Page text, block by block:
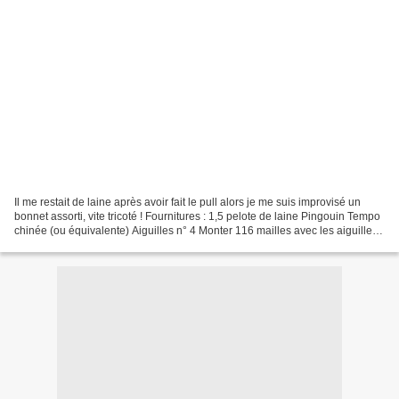
Il me restait de laine après avoir fait le pull alors je me suis improvisé un
bonnet assorti, vite tricoté ! Fournitures : 1,5 pelote de laine Pingouin Tempo
chinée (ou équivalente) Aiguilles n° 4 Monter 116 mailles avec les aiguilles